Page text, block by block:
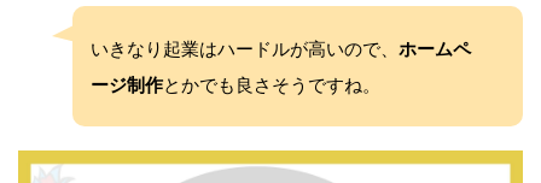
いきなり起業はハードルが高いので、 ホームペ
ージ制作とかでも良さそうですね。